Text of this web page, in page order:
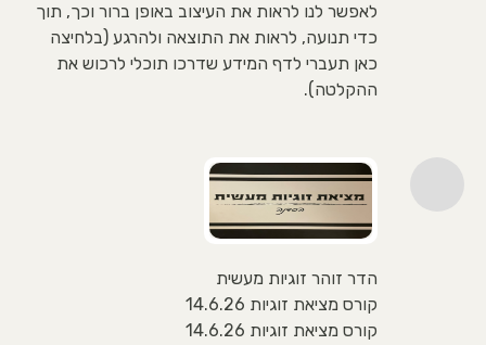
לאפשר לנו לראות את העיצוב באופן ברור וכך, תוך
כדי תנועה, לראות את התוצאה ולהרגע (בלחיצה
כאן תעברי לדף המידע שדרכו תוכלי לרכוש את
ההקלטה).
הדר זוהר זוגיות מעשית
קורס מציאת זוגיות 14.6.26
קורס מציאת זוגיות 14.6.26